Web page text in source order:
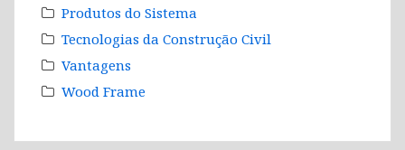
Produtos do Sistema
Tecnologias da Construção Civil
Vantagens
Wood Frame